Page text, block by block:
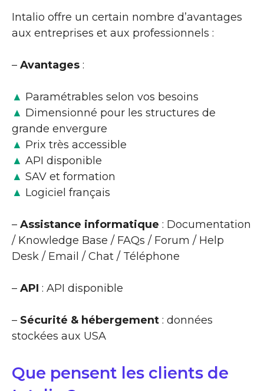
Intalio offre un certain nombre d’avantages
aux entreprises et aux professionnels :
– Avantages :
▲ Paramétrables selon vos besoins
▲ Dimensionné pour les structures de
grande envergure
▲ Prix très accessible
▲ API disponible
▲ SAV et formation
▲ Logiciel français
– Assistance informatique : Documentation
/ Knowledge Base / FAQs / Forum / Help
Desk / Email / Chat / Téléphone
– API : API disponible
– Sécurité & hébergement : données
stockées aux USA
Que pensent les clients de